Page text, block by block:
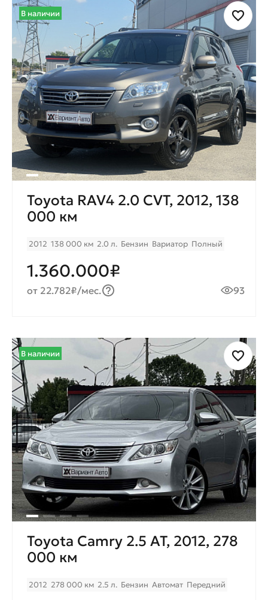
В наличии
Toyota RAV4 2.0 CVТ, 2012, 138
000 км
2012 138 000 км 2.0 л. Бензин Вариатор Полный
1.360.000₽
от 22.782₽/мес. 93
В наличии
Toyota Camry 2.5 AT, 2012, 278
000 км
2012 278 000 км 2.5 л. Бензин Автомат Передний